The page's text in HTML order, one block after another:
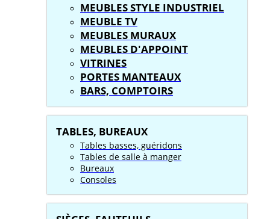
MEUBLES STYLE INDUSTRIEL
MEUBLE TV
MEUBLES MURAUX
MEUBLES D'APPOINT
VITRINES
PORTES MANTEAUX
BARS, COMPTOIRS
TABLES, BUREAUX
Tables basses, guéridons
Tables de salle à manger
Bureaux
Consoles